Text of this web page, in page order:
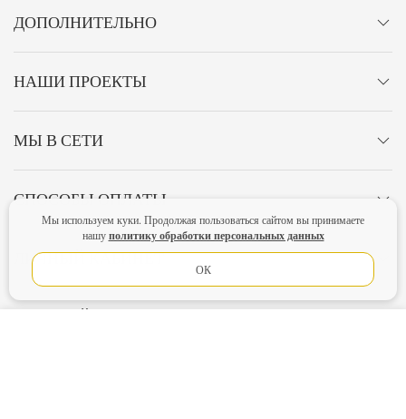
ДОПОЛНИТЕЛЬНО
НАШИ ПРОЕКТЫ
МЫ В СЕТИ
СПОСОБЫ ОПЛАТЫ
ЛИЧНЫЙ КАБИНЕТ
Мы используем куки. Продолжая пользоваться сайтом вы принимаете
нашуполитику обработки персональных данных
ОК